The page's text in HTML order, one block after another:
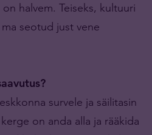
halvem. Teiseks, kultuuri
seotud just vene
survele ja säilitasin
on anda alla ja rääkida